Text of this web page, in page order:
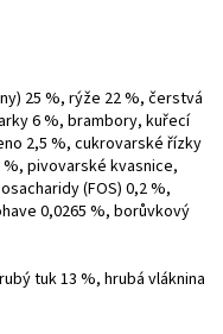
25 %, rýže 22 %, čerstvá
6 %, brambory, kuřecí
2,5 %, cukrovarské řízky
pivovarské kvasnice,
(FOS) 0,2 %,
0,0265 %, borůvkový
tuk 13 %, hrubá vláknina